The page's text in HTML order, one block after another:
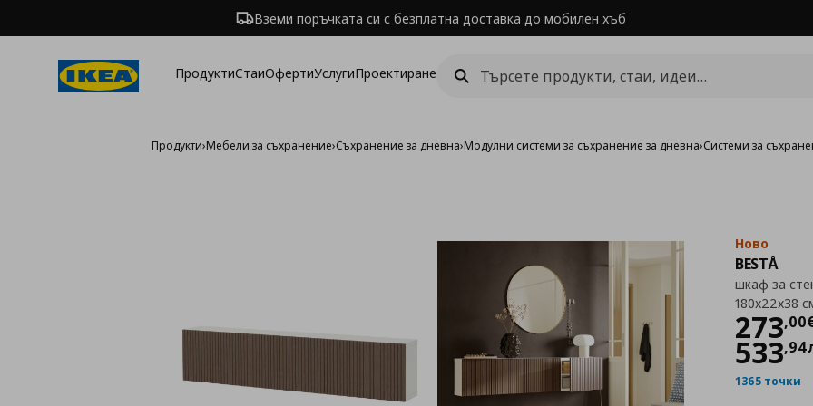
Вземи поръчката си с безплатна доставка до мобилен хъб
ПродуктиСтаиОфертиУслугиПроектиране
Продукти›Мебели за съхранение›Съхранение за дневна›Модулни системи за съхранение за дневна›Системи за
Ново
BESTÅ
шкаф за
180x22x38
273,00
533,94
1365 точки